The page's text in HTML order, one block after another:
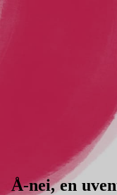
Å-nei, en